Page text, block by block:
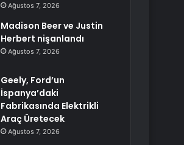
Ağustos 7, 2026
Madison Beer ve Justin
Herbert nişanlandı
Ağustos 7, 2026
Geely, Ford’un
İspanya’daki
Fabrikasında Elektrikli
Araç Üretecek
Ağustos 7, 2026